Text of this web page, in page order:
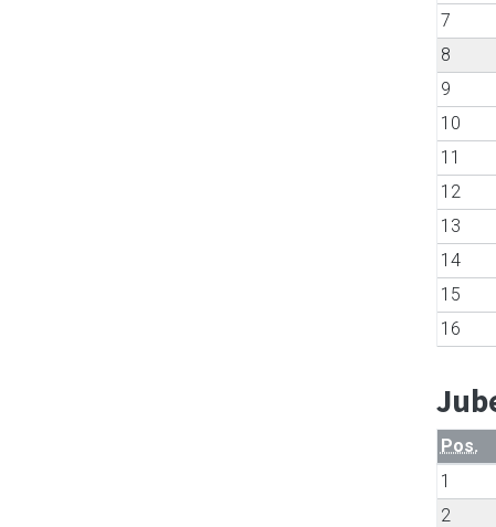
7
8
9
10
11
12
13
14
15
16
Pos.
1
2